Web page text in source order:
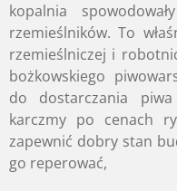
kopalnia
rzemieślników. To
rzemieślniczej i
bożkowskiego
do dostarczania
karczmy po cenach
zapewnić dobry stan
go reperować,